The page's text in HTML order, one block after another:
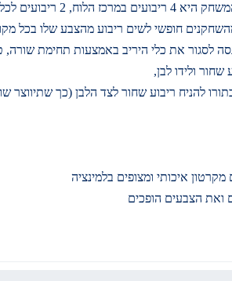
2 ריבועים לכל שחקן.
חופשי לשים ריבוע מהצבע שלו בכל
לסגור את כלי היריב באמצעות תחימת שורה,
שחור ולידו לבן,
ריבוע שחור לצד הלבן (כך שתיווצר שורה בת 3 ריבועים)
איכותי ומצופים בלמינציה
ואת הצבעים הופכים